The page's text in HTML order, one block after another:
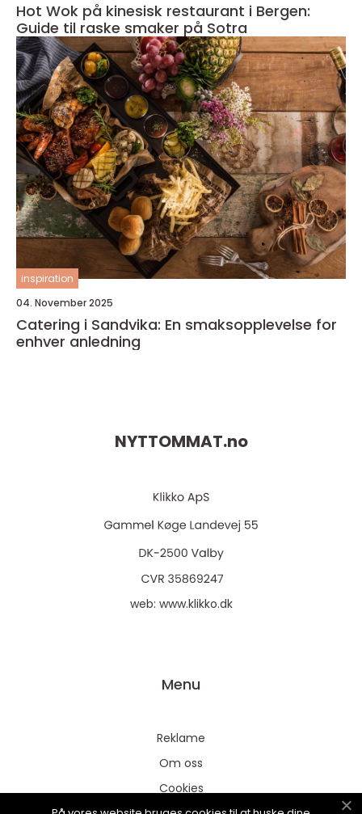
Hot Wok på kinesisk restaurant i Bergen:
Guide til raske smaker på Sotra
inspiration
04. November 2025
Catering i Sandvika: En smaksopplevelse for
enhver anledning
NYTTOMMAT.no
web: www.klikko.dk
Menu
Reklame
Om oss
Cookies